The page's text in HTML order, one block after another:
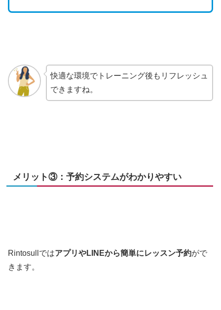
快適な環境でトレーニング後もリフレッシュ
できますね。
メリット③：予約システムがわかりやすい
RintosullではアプリやLINEから簡単にレッスン予約がで
きます。